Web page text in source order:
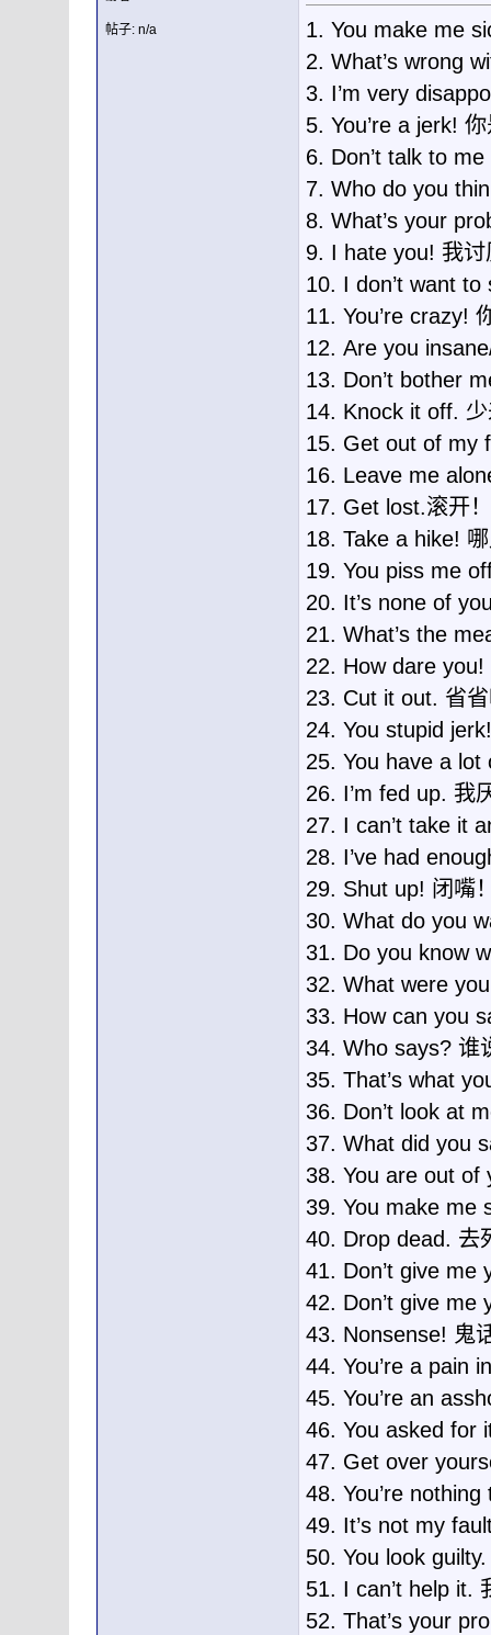
帖子: n/a
1. You make me
2. What’s wrong
3. I’m very
5. You’re a jerk!
6. Don’t talk to
7. Who do you
8. What’s your
9. I hate you! 我讨
10. I don’t want
11. You’re crazy!
12. Are you
13. Don’t bother
14. Knock it off.
15. Get out of my
16. Leave me
17. Get lost.滚开！
18. Take a hike!
19. You piss me
20. It’s none of
21. What’s the
22. How dare you!
23. Cut it out. 省
24. You stupid
25. You have a
26. I’m fed up. 我
27. I can’t take it
28. I’ve had
29. Shut up! 闭嘴
30. What do you
31. Do you know
32. What were
33. How can you
34. Who says? 谁
35. That’s what
36. Don’t look at
37. What did you
38. You are out of
39. You make me
40. Drop dead. 去
41. Don’t give me
42. Don’t give me
43. Nonsense! 鬼
44. You’re a pain
45. You’re an
46. You asked for
47. Get over
48. You’re
49. It’s not my
50. You look
51. I can’t help it.
52. That’s your